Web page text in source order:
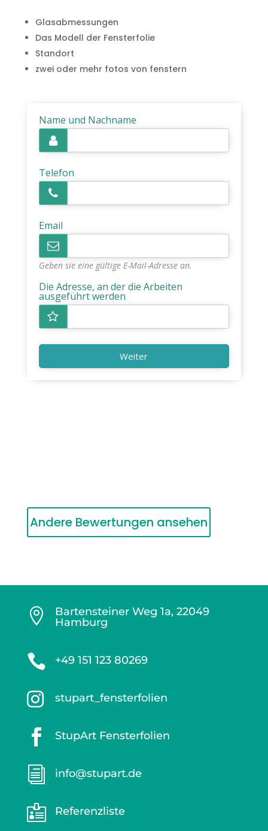
Glasabmessungen
Das Modell der Fensterfolie
Standort
zwei oder mehr fotos von fenstern
Name und Nachname
Telefon
Email
Geben sie eine gültige E-Mail-Adresse an.
Die Adresse, an der die Arbeiten
ausgeführt werden
Weiter
Andere Bewertungen ansehen

Bartensteiner Weg 1a, 22049
Hamburg
 +49 151 123 80269
 stupart_fensterfolien
 StupArt Fensterfolien
i info@stupart.de
 Referenzliste